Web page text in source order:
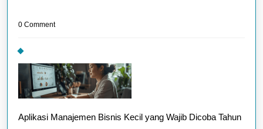
0 Comment
Aplikasi Manajemen Bisnis Kecil yang Wajib Dicoba Tahun